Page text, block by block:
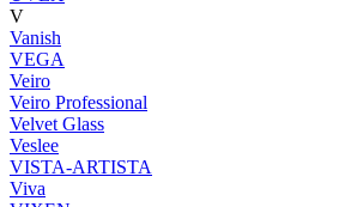
V
Vanish
VEGA
Veiro
Veiro Professional
Velvet Glass
Veslee
VISTA-ARTISTA
Viva